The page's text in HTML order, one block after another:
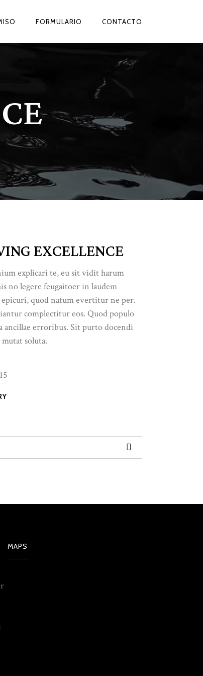
FORMULARIO CONTACTO
EXCELLENCE
explicari te, eu sit vidit harum
no legere feugaitoer in laudem
quod natum evertitur ne per.
complectitur eos. Quod populo
ancillae erroribus. Sit purto docendi
soluta.
MAPS